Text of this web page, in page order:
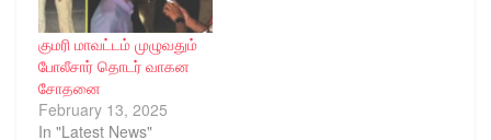
குமரி மாவட்டம் முழுவதும்
போலீசார் தொடர் வாகன
சோதனை
February 13, 2025
In "Latest News"